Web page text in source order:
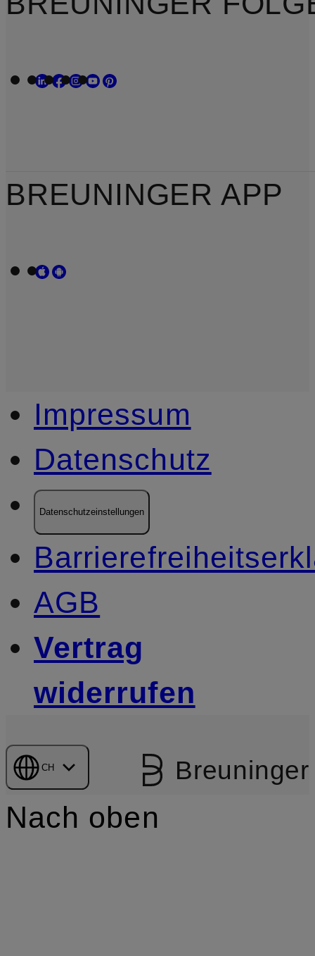
BREUNINGER APP
Impressum
Datenschutz
Datenschutzeinstellungen
AGB
Vertrag
widerrufen
CH Breuninger
Nach oben